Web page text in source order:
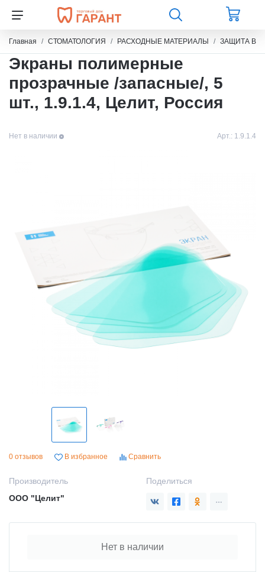
Главная СТОМАТОЛОГИЯ РАСХОДНЫЕ МАТЕРИАЛЫ ЗАЩИТА
Экраны полимерные
прозрачные /запасные/, 5
шт., 1.9.1.4, Целит, Россия
Нет в наличии Арт.: 1.9.1.4
0 отзывов В избранное Сравнить
Производитель
ООО "Целит"
Поделиться
Нет в наличии